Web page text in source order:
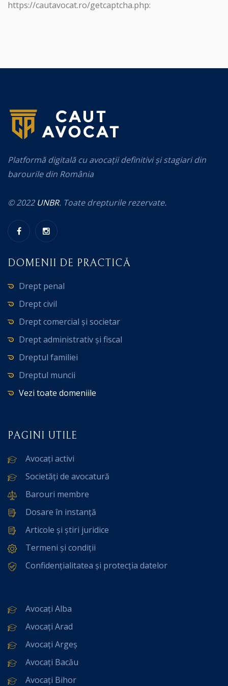
https://cautavocat.ro/getcaptcha.php:
Platformă digitală cu avocații definitivi și stagiari din
barourile din România
© 2022 UNBR. Toate drepturile rezervate.
DOMENII DE PRACTICĂ
Drept penal
Drept civil
Drept comercial și societar
Drept administrativ și fiscal
Dreptul familiei
Dreptul muncii
Vezi toate domeniile
PAGINI UTILE
Avocați activi
Societăți de avocatură
Barouri membre
Dosare în instanță
Articole și știri juridice
Termeni și condiții
Confidențialitatea și protecția datelor
Avocați Alba
Avocați Arad
Avocați Argeș
Avocați Bacău
Avocați Bihor